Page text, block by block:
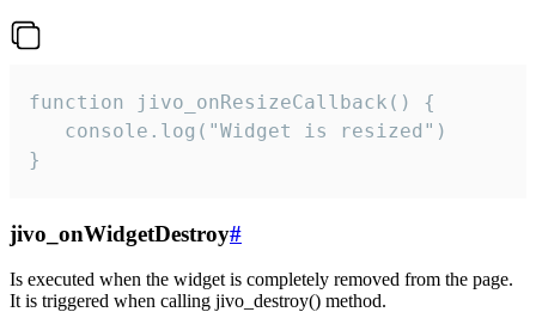
function jivo_onResizeCallback() {
   console.log("Widget is resized")
}
jivo_onWidgetDestroy#
Is executed when the widget is completely removed from the page.
It is triggered when calling jivo_destroy() method.